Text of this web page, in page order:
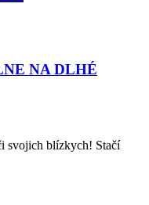
NA DLHÉ
svojich blízkych! Stačí